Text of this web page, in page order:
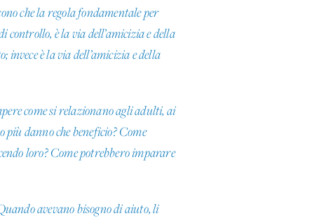
che la regola fondamentale per
è la via dell’amicizia e della
è la via dell’amicizia e della
come si relazionano agli adulti, ai
danno che beneficio? Come
loro? Come potrebbero imparare
avevano bisogno di aiuto, li